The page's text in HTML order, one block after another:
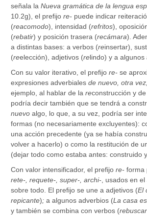
señala laNueva gramática de la lengua
10.2g), el prefijore- puede indicar
(reacomodo), intensidad (refritos),
(rebatir) y posición trasera (recámara).
a distintas bases: a verbos (reinsertar),
(reelección), adjetivos (relindo) y a algunos
Con su valor iterativo, el prefijore- se
expresiones adverbialesde nuevo, otra
ejemplo, al hablar de lareconstrucción y
podría decir también que se tendrá a
nuevo algo, lo que, a su vez, podría ser
formas (no necesariamente excluyentes):
una acción precedente (ya se había
volver a hacerlo) o como la restitución de
(dejar todo como estaba antes: construido
Con valor intensificador, el prefijore-forma
rete-, requete-, super-, archi- , usados en
sobre todo. El prefijo se une a adjetivos (El
repicante);a algunos adverbios (La casa
y también se combina con verbos (rebuscar